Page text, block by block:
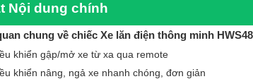
Nội dung chính
chung về chiếc Xe lăn điện thông minh
khiển gập/mở xe từ xa qua remote
khiển nâng, ngả xe nhanh chóng, đơn giản